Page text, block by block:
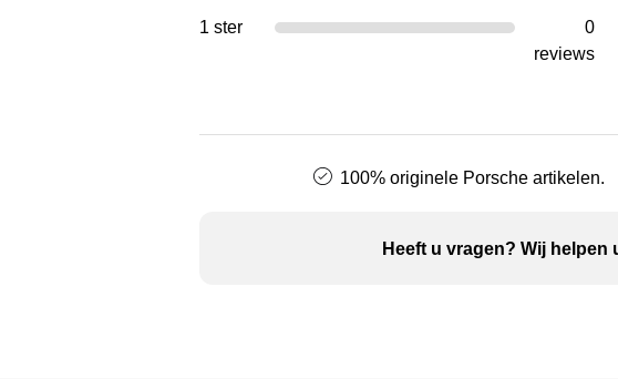
1 ster
0
reviews
100% originele Porsche artikelen.
Heeft u vragen? Wij helpen